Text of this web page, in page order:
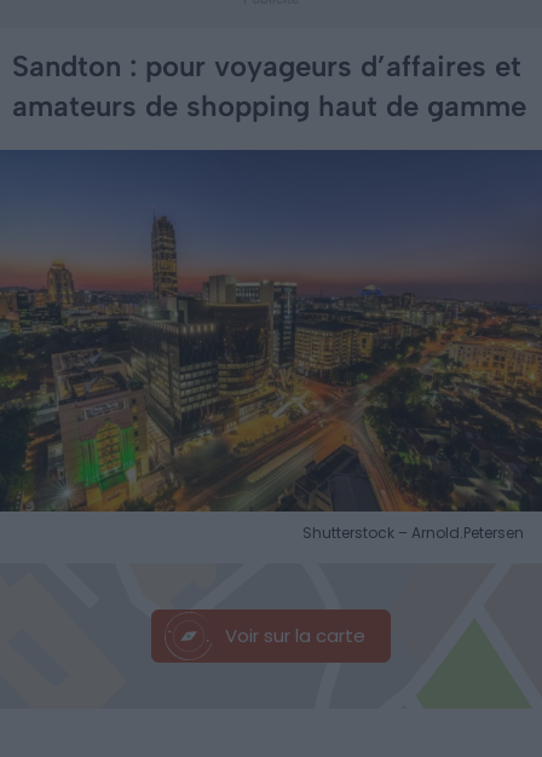
Sandton : pour voyageurs d’affaires et
amateurs de shopping haut de gamme
Shutterstock – Arnold.Petersen
Voir sur la carte